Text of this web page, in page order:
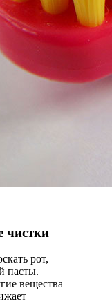
чистки
рот,
пасты.
вещества